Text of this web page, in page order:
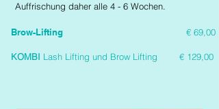
Auffrischung daher alle 4 - 6 Wochen.
Brow-Lifting € 69,00
KOMBI Lash Lifting und Brow Lifting € 129,00